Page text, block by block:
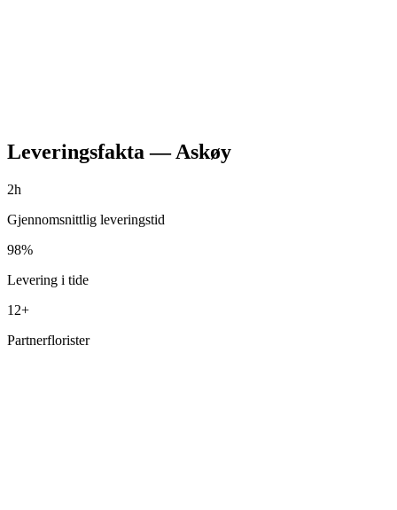
Leveringsfakta —Askøy
2h
Gjennomsnittlig leveringstid
98%
Levering i tide
12+
Partnerflorister